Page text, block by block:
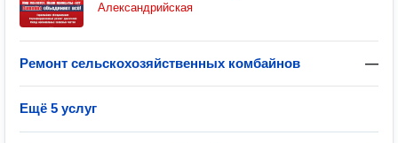
Александрийская
Ремонт сельскохозяйственных комбайнов —
Ещё 5 услуг